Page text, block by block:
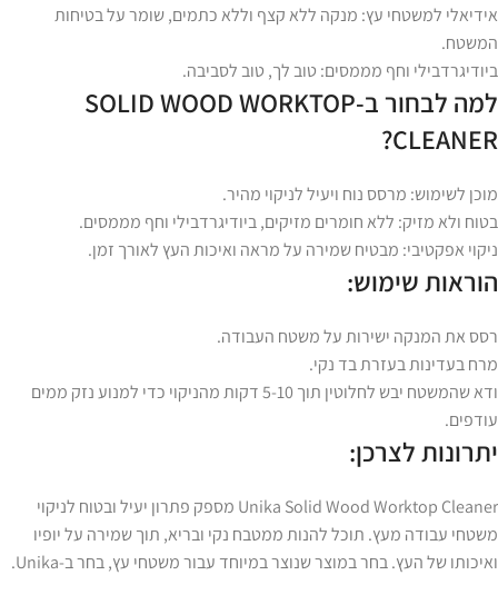
אידיאלי למשטחי עץ: מנקה ללא קצף וללא כתמים, שומר על בטיחות
המשטח.
ביודיגרדבילי וחף מממסים: טוב לך, טוב לסביבה.
למה לבחור ב-SOLID WOOD WORKTOP
CLEANER?
מוכן לשימוש: מרסס נוח ויעיל לניקוי מהיר.
בטוח ולא מזיק: ללא חומרים מזיקים, ביודיגרדבילי וחף מממסים.
ניקוי אפקטיבי: מבטיח שמירה על מראה ואיכות העץ לאורך זמן.
הוראות שימוש:
רסס את המנקה ישירות על משטח העבודה.
מרח בעדינות בעזרת בד נקי.
ודא שהמשטח יבש לחלוטין תוך 5-10 דקות מהניקוי כדי למנוע נזק ממים
עודפים.
יתרונות לצרכן:
Unika Solid Wood Worktop Cleaner מספק פתרון יעיל ובטוח לניקוי
משטחי עבודה מעץ. תוכל להנות ממטבח נקי ובריא, תוך שמירה על יופיו
ואיכותו של העץ. בחר במוצר שנוצר במיוחד עבור משטחי עץ, בחר ב-Unika.